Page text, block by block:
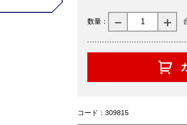
数量：
コード：309815